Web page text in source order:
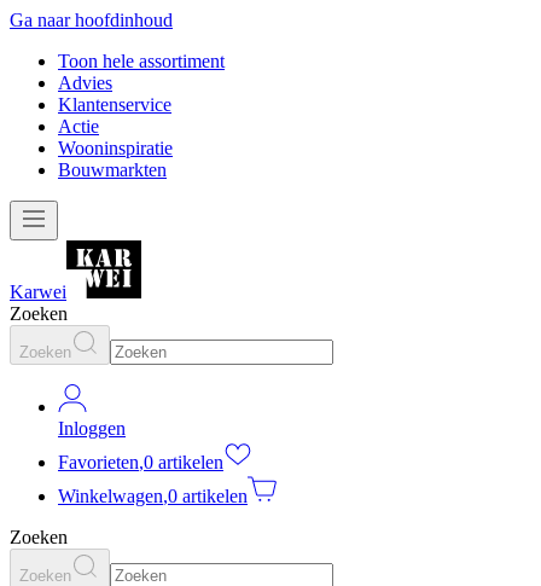
Ga naar hoofdinhoud
Toon hele assortiment
Advies
Klantenservice
Actie
Wooninspiratie
Bouwmarkten
Karwei
Zoeken
Zoeken
Inloggen
Favorieten,0 artikelen
Winkelwagen,0 artikelen
Zoeken
Zoeken